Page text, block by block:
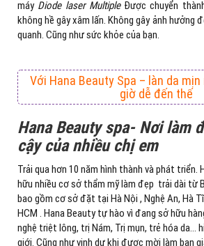
máy Diode laser Multiple Được chuyển
không hề gây xâm lấn. Không gây ảnh hưởng
quanh. Cũng như sức khỏe của bạn.
Với Hana Beauty Spa – làn da
giờ dễ đến thế
Hana Beauty spa- Nơi làm
cậy của nhiều chị em
Trải qua hơn 10 năm hình thành và phát triển.
hữu nhiều cơ sở thẩm mỹ làm đẹp trải dài từ
bao gồm cơ sở đặt tại Hà Nội , Nghệ An, Hà
HCM . Hana Beauty tự hào vì đang sở hữu
nghệ triệt lông, trị Nám, Trị mụn, trẻ hóa da…
giới. Cũng như vinh dự khi được mời làm ban